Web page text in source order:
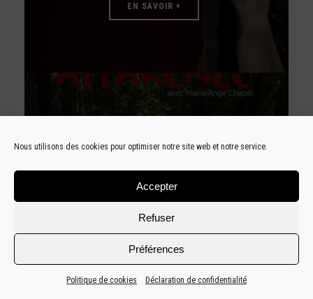
Nous utilisons des cookies pour optimiser notre site web et notre service.
Accepter
Refuser
Préférences
Politique de cookies Déclaration de confidentialité
EN SAVOIR +
APPARENCE
EN SAVOIR +